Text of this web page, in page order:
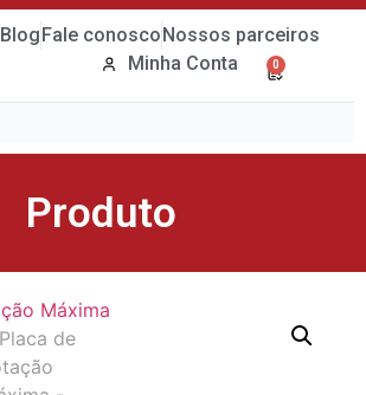
BlogFale conoscoNossos parceiros
Minha Conta
0
Produto